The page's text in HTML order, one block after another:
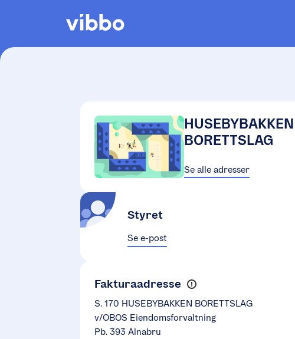
HUSEBYBAKKEN
BORETTSLAG
Se alle adresser
Styret
Se e-post
Fakturaadresse
S. 170 HUSEBYBAKKEN BORETTSLAG
v/OBOS Eiendomsforvaltning
Pb. 393 Alnabru